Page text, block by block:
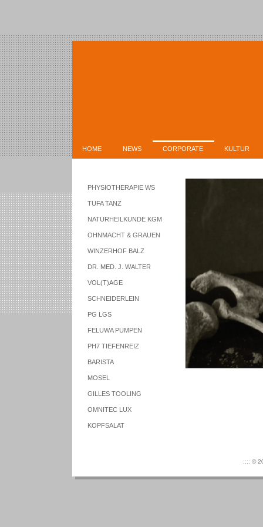
HOME NEWS CORPORATE KULTUR
PHYSIOTHERAPIE WS
TUFA TANZ
NATURHEILKUNDE KGM
OHNMACHT & GRAUEN
WINZERHOF BALZ
DR. MED. J. WALTER
VOL(T)AGE
SCHNEIDERLEIN
PG LGS
FELUWA PUMPEN
PH7 TIEFENREIZ
BARISTA
MOSEL
GILLES TOOLING
OMNITEC LUX
KOPFSALAT
:::: ©